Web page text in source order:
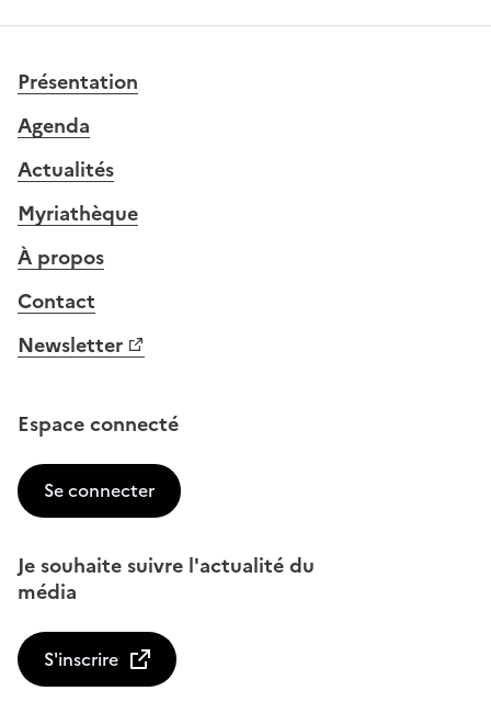
Présentation
Agenda
Actualités
Myriathèque
À propos
Contact
Newsletter
Espace connecté
Se connecter
Je souhaite suivre l'actualité du
média
S'inscrire